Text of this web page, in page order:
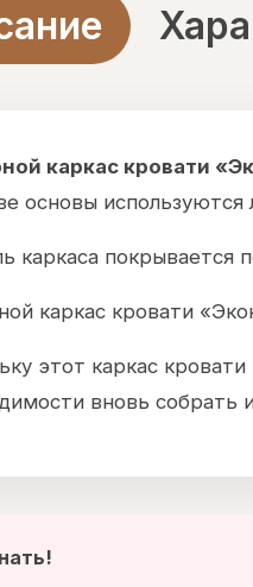
каркас кровати
основы
каркаса покрывается
каркас кровати
этот каркас
вновь собрать